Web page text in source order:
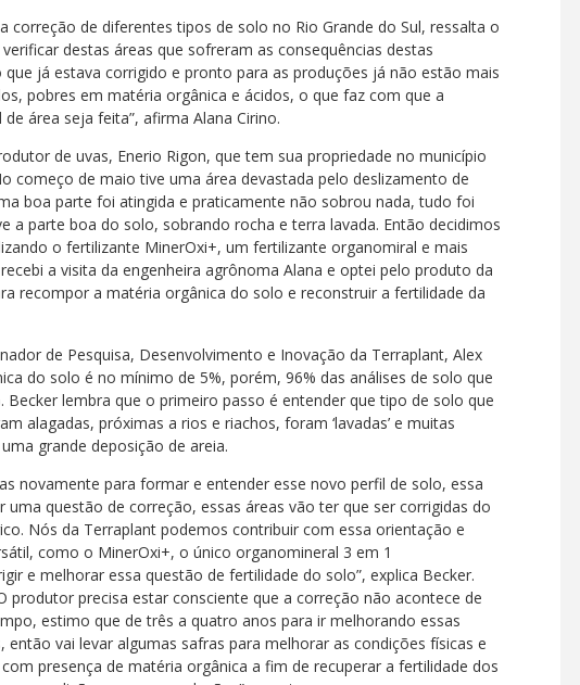
correção de diferentes tipos de solo no Rio Grande do Sul, ressalta o
destas áreas que sofreram as consequências destas
já estava corrigido e pronto para as produções já não estão mais
pobres em matéria orgânica e ácidos, o que faz com que a
área seja feita”, afirma Alana Cirino.
de uvas, Enerio Rigon, que tem sua propriedade no município
começo de maio tive uma área devastada pelo deslizamento de
boa parte foi atingida e praticamente não sobrou nada, tudo foi
a parte boa do solo, sobrando rocha e terra lavada. Então decidimos
o fertilizante MinerOxi+, um fertilizante organomiral e mais
a visita da engenheira agrônoma Alana e optei pelo produto da
recompor a matéria orgânica do solo e reconstruir a fertilidade da
de Pesquisa, Desenvolvimento e Inovação da Terraplant, Alex
do solo é no mínimo de 5%, porém, 96% das análises de solo que
Becker lembra que o primeiro passo é entender que tipo de solo que
alagadas, próximas a rios e riachos, foram ‘lavadas’ e muitas
grande deposição de areia.
novamente para formar e entender esse novo perfil de solo, essa
questão de correção, essas áreas vão ter que ser corrigidas do
Nós da Terraplant podemos contribuir com essa orientação e
como o MinerOxi+, o único organomineral 3 em 1
e melhorar essa questão de fertilidade do solo”, explica Becker.
produtor precisa estar consciente que a correção não acontece de
estimo que de três a quatro anos para ir melhorando essas
vai levar algumas safras para melhorar as condições físicas e
presença de matéria orgânica a fim de recuperar a fertilidade dos